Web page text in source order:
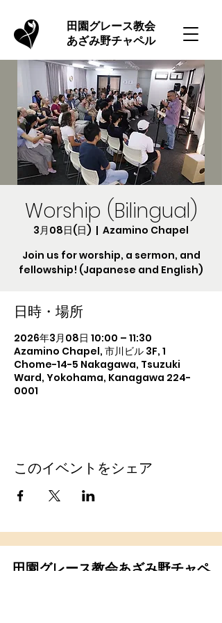
​田園グレース教会
あざみ野チャペル
Worship (Bilingual)
3月08日(日)
  |
Azamino Chapel
Join us for worship, a sermon, and
fellowship! (Japanese and English)
日時・場所
2026年3月08日 10:00 – 11:30
Azamino Chapel, 市川ビル 3F, 1
Chome-14-5 Nakagawa, Tsuzuki
Ward, Yokohama, Kanagawa 224-
0001
このイベントをシェア
田園グレース教会あざみ野チャペ